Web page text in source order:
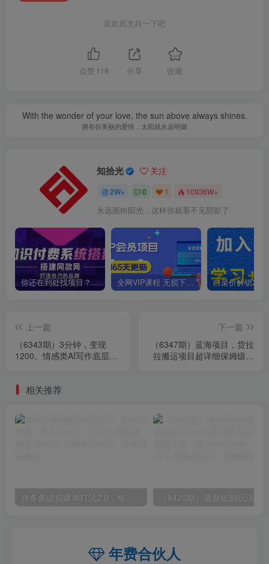
喜欢就支持一下吧
点赞 118 分享 收藏
With the wonder of your love, the sun above always shines.
拥有你美丽的爱情，太阳就永远明媚
知拾光 关注
2W+ 0 1 10936W+
永远面向阳光，这样你就看不见阴影了
你还在到处找项目？还在当韭菜？我靠卖项目一个月收入5万+，曾经我也是个失败者。 全网VIP课程 无损下载~
上一篇
（6343期）3分钟，变现
1200。情感类AI写作底层逻
下一篇
（6347期）蓝海项目，货拉
拉搬运项目超详细保姆级详
相关推荐
年费合伙人